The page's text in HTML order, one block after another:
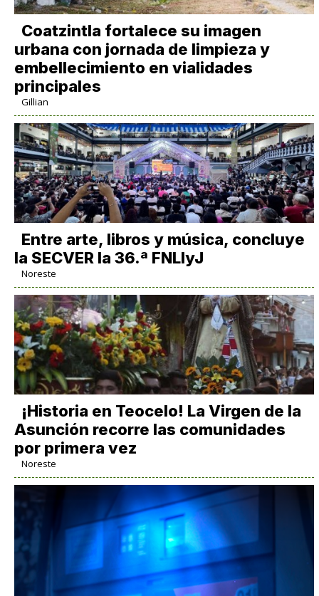
Coatzintla fortalece su imagen
urbana con jornada de limpieza y
embellecimiento en vialidades
principales
Gillian
Entre arte, libros y música, concluye
la SECVER la 36.ª FNLIyJ
Noreste
​¡Historia en Teocelo! La Virgen de la
Asunción recorre las comunidades
por primera vez
Noreste